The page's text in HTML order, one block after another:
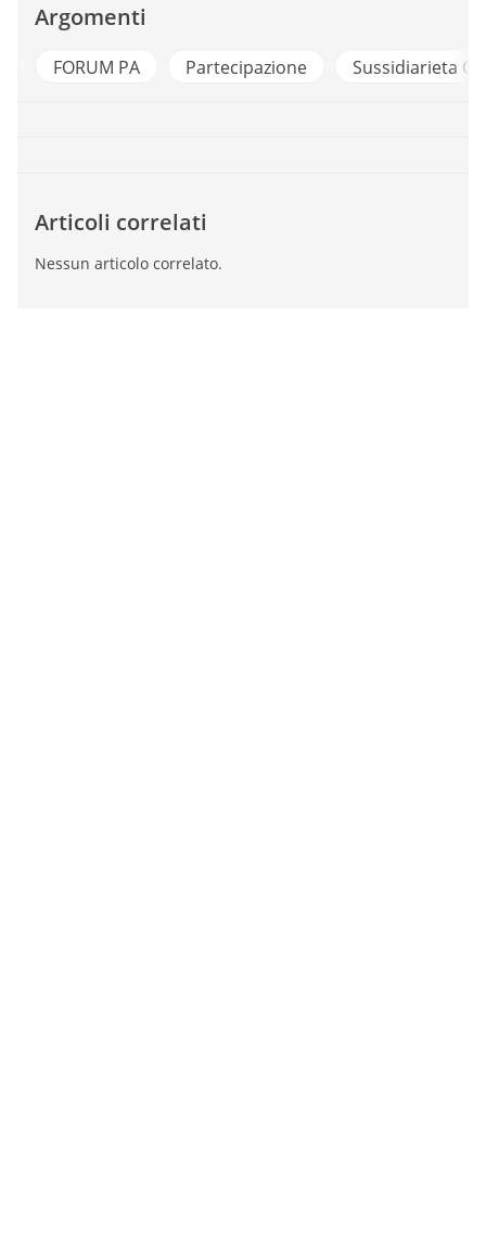
Argomenti
FORUM PA Partecipazione Sussidiarieta
Articoli correlati
Nessun articolo correlato.